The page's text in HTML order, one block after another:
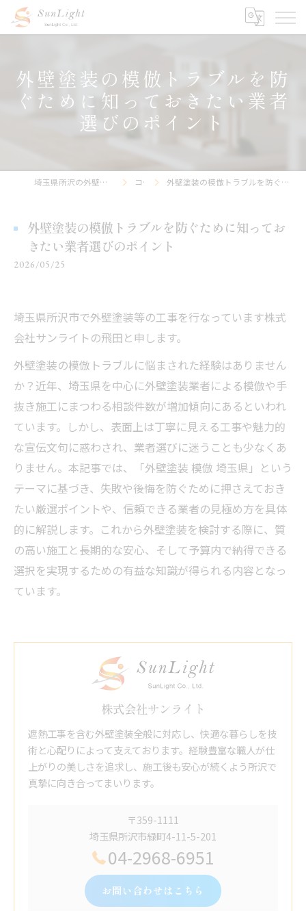
外壁塗装の模倣トラブルを防
ぐために知っておきたい業者
選びのポイント
埼玉県所沢の外壁塗装なら株式会社サンライト コラム 外壁塗装の模倣トラブルを防ぐために知っておきたい業者選びのポイント
外壁塗装の模倣トラブルを防ぐために知ってお
きたい業者選びのポイント
2026/05/25
埼玉県所沢市で外壁塗装等の工事を行なっています株式
会社サンライトの飛田と申します。
外壁塗装の模倣トラブルに悩まされた経験はありません
か？近年、埼玉県を中心に外壁塗装業者による模倣や手
抜き施工にまつわる相談件数が増加傾向にあるといわれ
ています。しかし、表面上は丁寧に見える工事や魅力的
な宣伝文句に惑わされ、業者選びに迷うことも少なくあ
りません。本記事では、「外壁塗装 模倣 埼玉県」という
テーマに基づき、失敗や後悔を防ぐために押さえておき
たい厳選ポイントや、信頼できる業者の見極め方を具体
的に解説します。これから外壁塗装を検討する際に、質
の高い施工と長期的な安心、そして予算内で納得できる
選択を実現するための有益な知識が得られる内容となっ
ています。
株式会社サンライト
遮熱工事を含む外壁塗装全般に対応し、快適な暮らしを技
術と心配りによって支えております。経験豊富な職人が仕
上がりの美しさを追求し、施工後も安心が続くよう所沢で
真摯に向き合ってまいります。
〒359-1111
埼玉県所沢市緑町4-11-5-201
04-2968-6951
お問い合わせはこちら